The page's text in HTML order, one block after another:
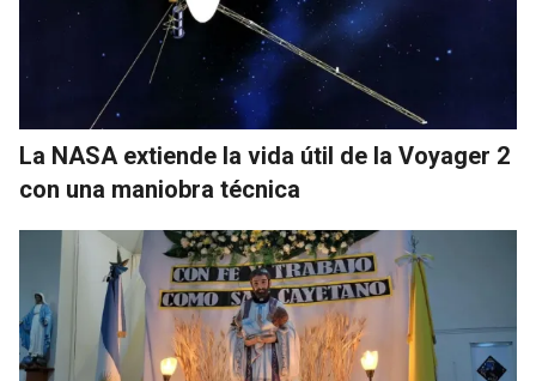
La NASA extiende la vida útil de la Voyager 2
con una maniobra técnica